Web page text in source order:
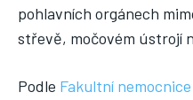
pohlavních orgánech
střevě, močovém ústrojí
Podle Fakultní